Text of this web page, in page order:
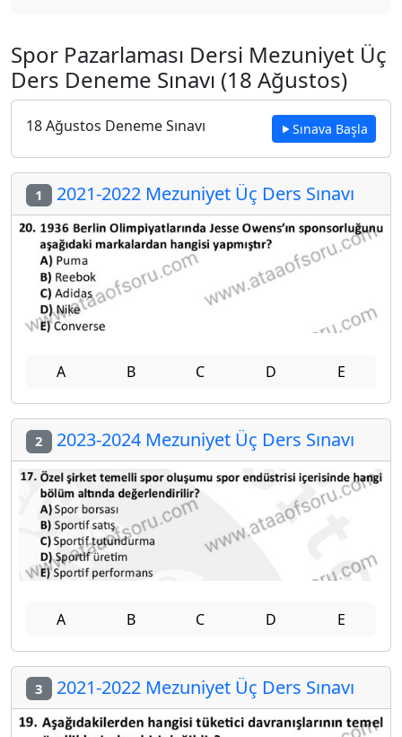
Spor Pazarlaması Dersi Mezuniyet Üç
Ders Deneme Sınavı (18 Ağustos)
18 Ağustos Deneme Sınavı Sınava Başla
1 2021-2022 Mezuniyet Üç Ders Sınavı
A B C D E
2 2023-2024 Mezuniyet Üç Ders Sınavı
A B C D E
3 2021-2022 Mezuniyet Üç Ders Sınavı